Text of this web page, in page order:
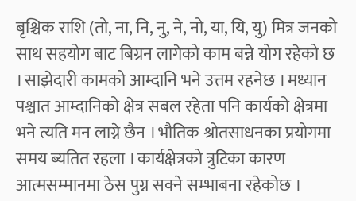
बृश्चिक राशि (तो, ना, नि, नु, ने, नो, या, यि, यु) मित्र जनको
साथ सहयोग बाट बिग्रन लागेको काम बन्ने योग रहेको छ
। साझेदारी कामको आम्दानि भने उत्तम रहनेछ । मध्यान
पश्चात आम्दानिको क्षेत्र सबल रहेता पनि कार्यको क्षेत्रमा
भने त्यति मन लाग्ने छैन । भौतिक श्रोतसाधनका प्रयोगमा
समय ब्यतित रहला । कार्यक्षेत्रको त्रुटिका कारण
आत्मसम्मानमा ठेस पुग्न सक्ने सम्भाबना रहेकोछ ।